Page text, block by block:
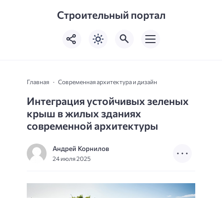
Строительный портал
Главная Современная архитектура и дизайн
Интеграция устойчивых зеленых
крыш в жилых зданиях
современной архитектуры
Андрей Корнилов
24 июля 2025